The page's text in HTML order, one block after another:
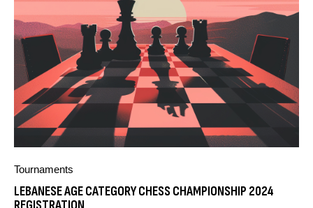
Tournaments
LEBANESE AGE CATEGORY CHESS CHAMPIONSHIP 2024